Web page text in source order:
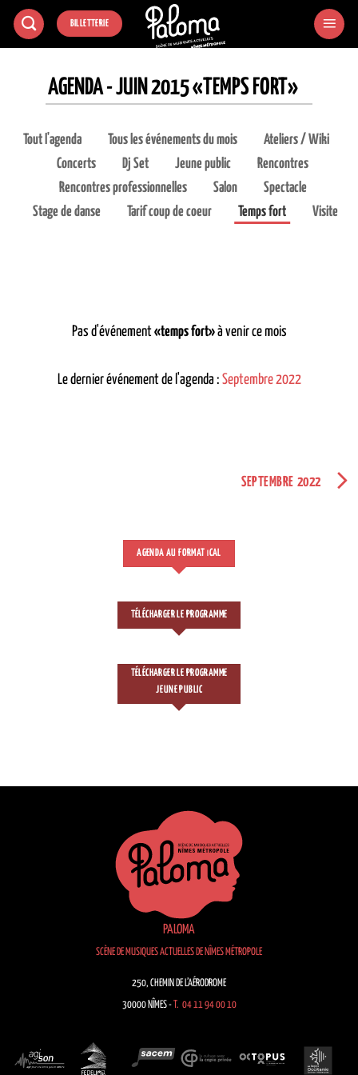
Passer
BILLETTERIE
AGENDA - JUIN 2015 «TEMPS FORT»
Tout l'agenda Tous les événements du mois
Ateliers / Wiki
Concerts
Dj Set Jeune public
Rencontres
Rencontres professionnelles
Salon
Spectacle
Stage de danse
Tarif coup de coeur Temps fort Visite
Pas d'événement«temps fort»à venir ce mois
Le dernier événement de l'agenda : Septembre 2022
SEPTEMBRE 2022
AGENDA AU FORMAT CAL
TÉLÉCHARGER LE PROGRAMME
TÉLÉCHARGER LE PROGRAMME
JEUNE PUBLIC
PALOMA
SCÈNE DE MUSIQUES ACTUELLES DE NÎMES MÉTROPOLE
250, CHEMIN DE L’AÉRODROME
30000 NÎMES - T. 04 11 94 00 10